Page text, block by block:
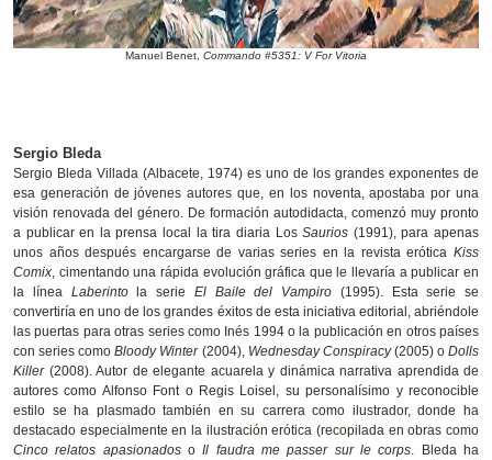
Manuel Benet, Commando #5351: V For Vitoria
Sergio Bleda
Sergio Bleda Villada (Albacete, 1974) es uno de los grandes exponentes de
esa generación de jóvenes autores que, en los noventa, apostaba por una
visión renovada del género. De formación autodidacta, comenzó muy pronto
a publicar en la prensa local la tira diaria LosSaurios (1991), para apenas
unos años después encargarse de varias series en la revista erótica Kiss
Comix, cimentando una rápida evolución gráfica que le llevaría a publicar en
la línea Laberinto la serie El Baile del Vampiro (1995). Esta serie se
convertiría en uno de los grandes éxitos de esta iniciativa editorial, abriéndole
las puertas para otras series como Inés 1994 o la publicación en otros países
con series comoBloody Winter(2004), Wednesday Conspiracy(2005) oDolls
Killer(2008). Autor de elegante acuarela y dinámica narrativa aprendida de
autores como Alfonso Font o Regis Loisel, su personalísimo y reconocible
estilo se ha plasmado también en su carrera como ilustrador, donde ha
destacado especialmente en la ilustración erótica (recopilada en obras como
Cinco relatos apasionadoso Il faudra me passer sur le corps. Bleda ha